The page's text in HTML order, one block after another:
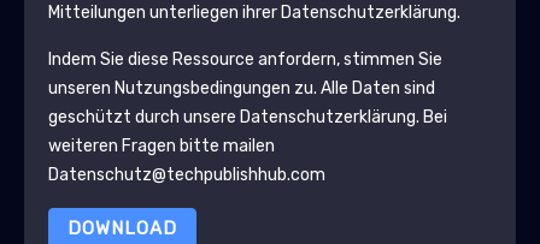
Mitteilungen unterliegen ihrer Datenschutzerklärung.
Indem Sie diese Ressource anfordern, stimmen Sie
unseren Nutzungsbedingungen zu. Alle Daten sind
geschützt durch unsere Datenschutzerklärung. Bei
weiteren Fragen bitte mailen
Datenschutz@techpublishhub.com
DOWNLOAD